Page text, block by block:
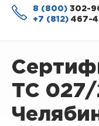
8 (800) 302-
+7 (812) 467-
ТС 027/